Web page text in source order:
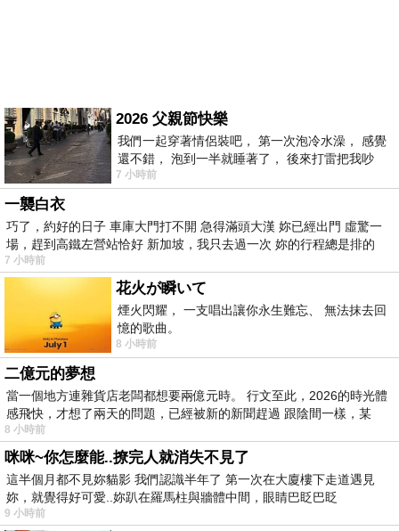
2026 父親節快樂
我們一起穿著情侶裝吧， 第一次泡冷水澡， 感覺
還不錯， 泡到一半就睡著了， 後來打雷把我吵
醒， 手
7 小時前
一襲白衣
巧了，約好的日子 車庫大門打不開 急得滿頭大漢 妳已經出門 虛驚一
場，趕到高鐵左營站恰好 新加坡，我只去過一次 妳的行程總是排的
7 小時前
花火が瞬いて
煙火閃耀， 一支唱出讓你永生難忘、 無法抹去回
憶的歌曲。
8 小時前
二億元的夢想
當一個地方連雜貨店老闆都想要兩億元時。 行文至此，2026的時光體
感飛快，才想了兩天的問題，已經被新的新聞趕過 跟陰間一樣，某
8 小時前
咪咪~你怎麼能..撩完人就消失不見了
這半個月都不見妳貓影 我們認識半年了 第一次在大廈樓下走道遇見
妳，就覺得好可愛..妳趴在羅馬柱與牆體中間，眼睛巴眨巴眨
9 小時前